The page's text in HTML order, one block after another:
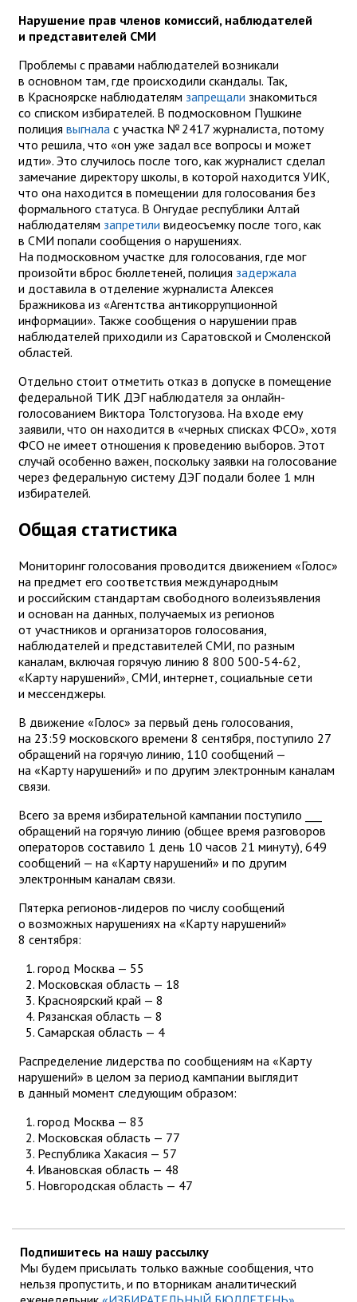
Нарушение прав членов комиссий, наблюдателей
и представителей СМИ
Проблемы с правами наблюдателей возникали
в основном там, где происходили скандалы. Так,
в Красноярске наблюдателям запрещали знакомиться
со списком избирателей. В подмосковном Пушкине
полиция выгнала с участка № 2417 журналиста, потому
что решила, что «он уже задал все вопросы и может
идти». Это случилось после того, как журналист сделал
замечание директору школы, в которой находится УИК,
что она находится в помещении для голосования без
формального статуса. В Онгудае республики Алтай
наблюдателям запретили видеосъемку после того, как
в СМИ попали сообщения о нарушениях.
На подмосковном участке для голосования, где мог
произойти вброс бюллетеней, полиция задержала
и доставила в отделение журналиста Алексея
Бражникова из «Агентства антикоррупционной
информации». Также сообщения о нарушении прав
наблюдателей приходили из Саратовской и Смоленской
областей.
Отдельно стоит отметить отказ в допуске в помещение
федеральной ТИК ДЭГ наблюдателя за онлайн-
голосованием Виктора Толстогузова. На входе ему
заявили, что он находится в «черных списках ФСО», хотя
ФСО не имеет отношения к проведению выборов. Этот
случай особенно важен, поскольку заявки на голосование
через федеральную систему ДЭГ подали более 1 млн
избирателей.
Общая статистика
Мониторинг голосования проводится движением «Голос»
на предмет его соответствия международным
и российским стандартам свободного волеизъявления
и основан на данных, получаемых из регионов
от участников и организаторов голосования,
наблюдателей и представителей СМИ, по разным
каналам, включая горячую линию 8 800 500-54-62,
«Карту нарушений», СМИ, интернет, социальные сети
и мессенджеры.
В движение «Голос» за первый день голосования,
на 23:59 московского времени 8 сентября, поступило 27
обращений на горячую линию, 110 сообщений —
на «Карту нарушений» и по другим электронным каналам
связи.
Всего за время избирательной кампании поступило ___
обращений на горячую линию (общее время разговоров
операторов составило 1 день 10 часов 21 минуту), 649
сообщений — на «Карту нарушений» и по другим
электронным каналам связи.
Пятерка регионов-лидеров по числу сообщений
о возможных нарушениях на «Карту нарушений»
8 сентября:
город Москва — 55
Московская область — 18
Красноярский край — 8
Рязанская область — 8
Самарская область — 4
Распределение лидерства по сообщениям на «Карту
нарушений» в целом за период кампании выглядит
в данный момент следующим образом:
город Москва — 83
Московская область — 77
Республика Хакасия — 57
Ивановская область — 48
Новгородская область — 47
Подпишитесь на нашу рассылку
Мы будем присылать только важные сообщения, что
нельзя пропустить, и по вторникам аналитический